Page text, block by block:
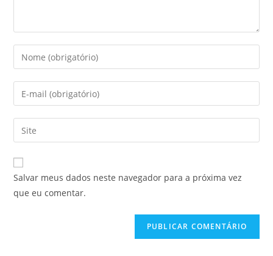
Salvar meus dados neste navegador para a próxima vez
que eu comentar.